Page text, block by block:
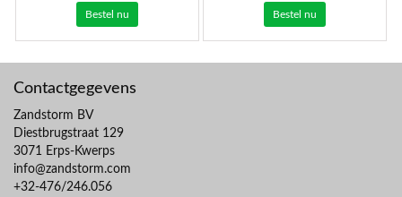
Bestel nu Bestel nu
Contactgegevens
Zandstorm BV
Diestbrugstraat 129
3071 Erps-Kwerps
info@zandstorm.com
+32-476/246.056